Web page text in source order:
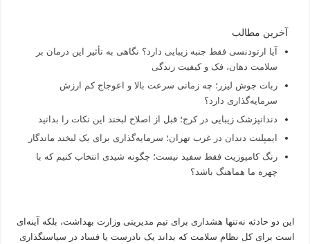
آخرین مطالب
آیا ارتودنسی فقط جنبه زیبایی دارد؟ نگاهی به تأثیر این درمان بر
سلامت دهان، فک و کیفیت زندگی
ربات جوش لیزر؛ چه زمانی سرعت بالا و اعوجاج کم ارزش
سرمایه‌گذاری دارد؟
دندانپزشک زیبایی در کرج؛ قبل از اصلاح لبخند این نکات را بدانید
ایمپلنت دندان در غرب تهران؛ سرمایه‌گذاری برای یک لبخند ماندگار
رنگ کامپوزیت فقط سفید نیست؛ چگونه شیدی انتخاب کنیم که با
چهره ما هماهنگ باشد؟
این دو حادثه نه‌تنها هشداری برای تیم مدیریتی وزارت بهداشت، بلکه آینه‌ای
است برای کل نظام سلامت که بداند یک نادرست یا فساد در سیاستگذاری